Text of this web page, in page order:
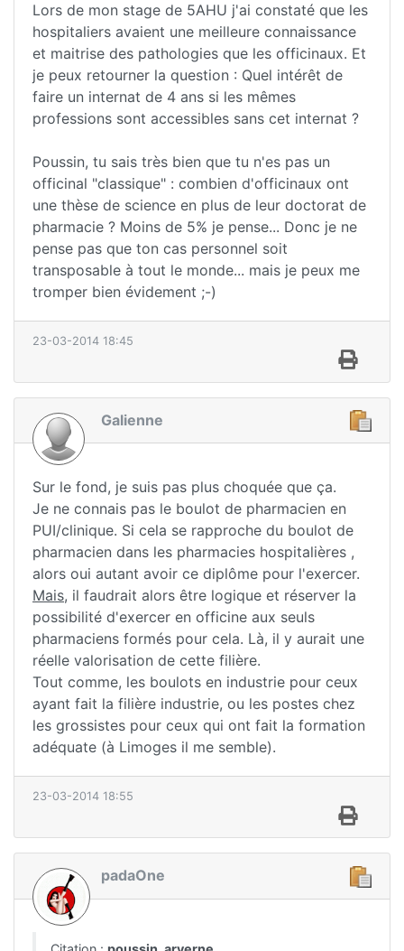
Lors de mon stage de 5AHU j'ai constaté que les
hospitaliers avaient une meilleure connaissance
et maitrise des pathologies que les officinaux. Et
je peux retourner la question : Quel intérêt de
faire un internat de 4 ans si les mêmes
professions sont accessibles sans cet internat ?
Poussin, tu sais très bien que tu n'es pas un
officinal "classique" : combien d'officinaux ont
une thèse de science en plus de leur doctorat de
pharmacie ? Moins de 5% je pense... Donc je ne
pense pas que ton cas personnel soit
transposable à tout le monde... mais je peux me
tromper bien évidement ;-)
23-03-2014 18:45
Galienne
Sur le fond, je suis pas plus choquée que ça.
Je ne connais pas le boulot de pharmacien en
PUI/clinique. Si cela se rapproche du boulot de
pharmacien dans les pharmacies hospitalières ,
alors oui autant avoir ce diplôme pour l'exercer.
Mais, il faudrait alors être logique et réserver la
possibilité d'exercer en officine aux seuls
pharmaciens formés pour cela. Là, il y aurait une
réelle valorisation de cette filière.
Tout comme, les boulots en industrie pour ceux
ayant fait la filière industrie, ou les postes chez
les grossistes pour ceux qui ont fait la formation
adéquate (à Limoges il me semble).
23-03-2014 18:55
padaOne